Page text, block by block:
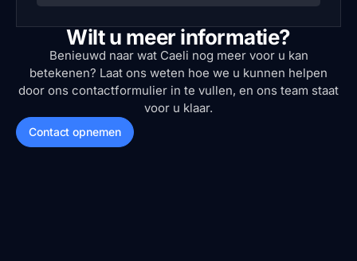
Wilt u meer informatie?
Benieuwd naar wat Caeli nog meer voor u kan
betekenen? Laat ons weten hoe we u kunnen helpen
door ons contactformulier in te vullen, en ons team staat
voor u klaar.
Contact opnemen